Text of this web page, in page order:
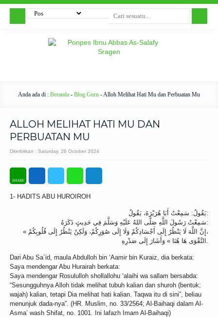
Anda ada di : Beranda - Blog Guru -Alloh Melihat Hati Mu dan Perbuatan Mu
ALLOH MELIHAT HATI MU DAN
PERBUATAN MU
Diterbitkan : Saturday, 26 October 2024
1- HADITS ABU HUROIROH
يَقُولُ: سَمِعْتُ أَبَا هُرَيْرَةَ، يَقُولُ:
سَمِعْتُ رَسُولَ اللَّهِ صَلَّى اللهُ عَلَيْهِ وَسَلَّمَ فِي حَدِيثٍ ذَكَرَهُ:
« إِنَّ اللَّهَ لَا يَنْظُرُ إِلَى أَجْسَادِكُمْ وَلَا إِلَى صُوَرِكُمْ، وَلَكِنْ يَنْظُرُ إِلَى قُلُوبِكُمْ،
التَّقْوَى هَا هُنَا » وَأَشَارَ إِلَى صَدْرِهِ.
Dari Abu Sa`id, maula Abdulloh bin ‘Aamir bin Kuraiz, dia berkata:
Saya mendengar Abu Hurairah berkata:
Saya mendengar Rosululloh shollallohu ‘alaihi wa sallam bersabda:
“Sesungguhnya Alloh tidak melihat tubuh kalian dan shuroh (bentuk;
wajah) kalian, tetapi Dia melihat hati kalian. Taqwa itu di sini”, beliau
menunjuk dada-nya”. (HR. Muslim, no. 33/2564; Al-Baihaqi dalam Al-
Asma’ wash Shifat, no. 1001. Ini lafazh Imam Al-Baihaqi)